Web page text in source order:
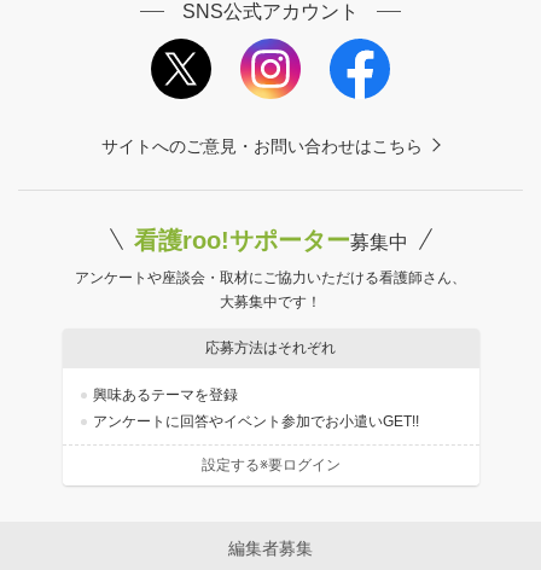
SNS公式アカウント
サイトへのご意見・お問い合わせはこちら
看護roo!サポーター募集中
アンケートや座談会・取材にご協力いただける看護師さん、
大募集中です！
応募方法はそれぞれ
興味あるテーマを登録
アンケートに回答やイベント参加でお小遣いGET!!
設定する※要ログイン
編集者募集